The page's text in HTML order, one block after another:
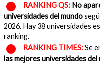
RANKING QS: No
universidades del mundo
2026. Hay 38 universidades
ranking.
RANKING TIMES:Se
las mejores universidades del